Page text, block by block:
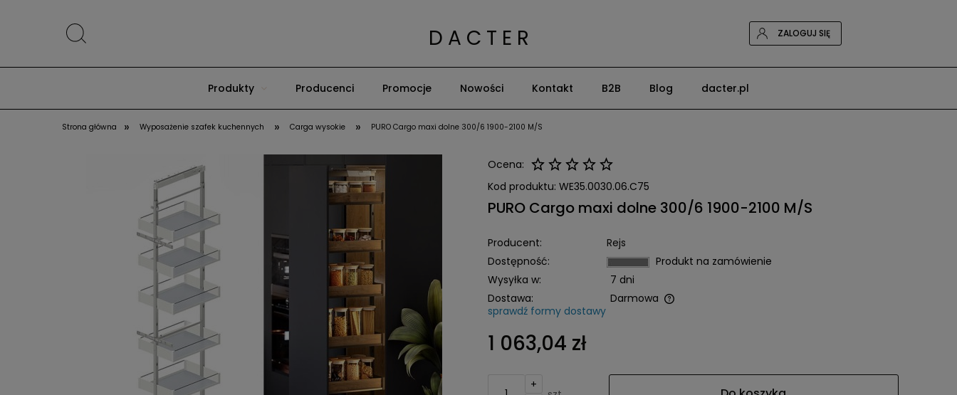
D A C T E R ZALOGUJ SIĘ
Produkty Producenci Promocje Nowości Kontakt B2B Blog dacter.pl
Strona główna » Wyposażenie szafek kuchennych » Carga wysokie » PURO Cargo maxi dolne 300/6 1900-2100 M/S
Ocena:
Kod produktu: WE35.0030.06.C75
PURO Cargo maxi dolne 300/6 1900-2100 M/S
Producent:
Rejs
Dostępność:
Produkt na zamówienie
Wysyłka w:
7 dni
Dostawa:
Darmowa
kosztów płatności
sprawdź formy dostawy
1 063,04 zł
+